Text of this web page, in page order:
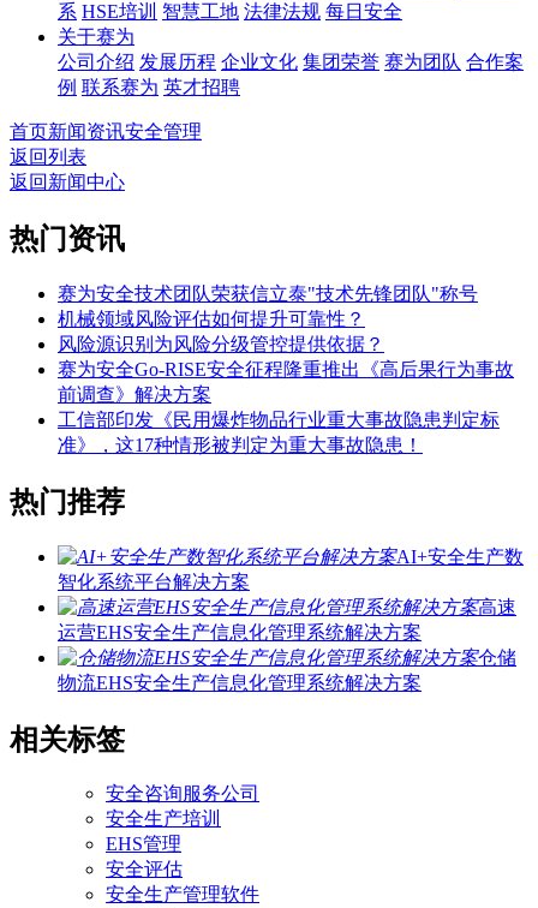
系 HSE培训 智慧工地 法律法规 每日安全
关于赛为
公司介绍 发展历程 企业文化 集团荣誉 赛为团队 合作案
例 联系赛为 英才招聘
首页新闻资讯安全管理
返回列表
返回新闻中心
热门资讯
赛为安全技术团队荣获信立泰"技术先锋团队"称号
机械领域风险评估如何提升可靠性？
风险源识别为风险分级管控提供依据？
赛为安全Go-RISE安全征程隆重推出《高后果行为事故
前调查》解决方案
工信部印发《民用爆炸物品行业重大事故隐患判定标
准》，这17种情形被判定为重大事故隐患！
热门推荐
AI+安全生产数
智化系统平台解决方案
高速
运营EHS安全生产信息化管理系统解决方案
仓储
物流EHS安全生产信息化管理系统解决方案
相关标签
安全咨询服务公司
安全生产培训
EHS管理
安全评估
安全生产管理软件